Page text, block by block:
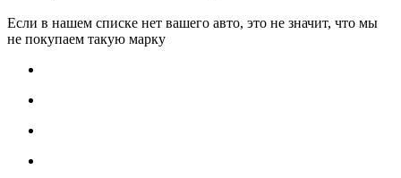
Если в нашем списке нет вашего авто, это не значит, что мы
не покупаем такую марку